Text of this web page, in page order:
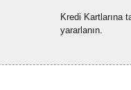
Gönder
Kredi Kartlarına
yararlanın.